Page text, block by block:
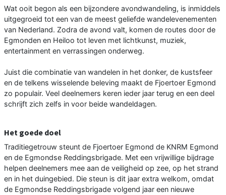
Wat ooit begon als een bijzondere avondwandeling, is inmiddels
uitgegroeid tot een van de meest geliefde wandelevenementen
van Nederland. Zodra de avond valt, komen de routes door de
Egmonden en Heiloo tot leven met lichtkunst, muziek,
entertainment en verrassingen onderweg.
Juist die combinatie van wandelen in het donker, de kustsfeer
en de telkens wisselende beleving maakt de Fjoertoer Egmond
zo populair. Veel deelnemers keren ieder jaar terug en een deel
schrijft zich zelfs in voor beide wandeldagen.
Het goede doel
Traditiegetrouw steunt de Fjoertoer Egmond de KNRM Egmond
en de Egmondse Reddingsbrigade. Met een vrijwillige bijdrage
helpen deelnemers mee aan de veiligheid op zee, op het strand
en in het duingebied. Die steun is dit jaar extra welkom, omdat
de Egmondse Reddingsbrigade volgend jaar een nieuwe